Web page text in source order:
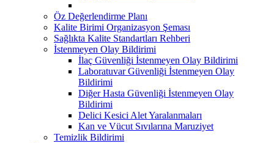
Öz Değerlendirme Planı
Kalite Birimi Organizasyon Şeması
Sağlıkta Kalite Standartları Rehberi
İstenmeyen Olay Bildirimi
İlaç Güvenliği İstenmeyen Olay Bildirimi
Laboratuvar Güvenliği İstenmeyen Olay
Bildirimi
Diğer Hasta Güvenliği İstenmeyen Olay
Bildirimi
Delici Kesici Alet Yaralanmaları
Kan ve Vücut Sıvılarına Maruziyet
Temizlik Bildirimi